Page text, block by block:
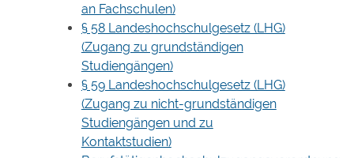
an Fachschulen)
§ 58 Landeshochschulgesetz (LHG)
(Zugang zu grundständigen
Studiengängen)
§ 59 Landeshochschulgesetz (LHG)
(Zugang zu nicht-grundständigen
Studiengängen und zu
Kontaktstudien)